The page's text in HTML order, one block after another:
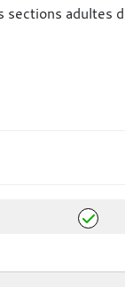
sections adultes